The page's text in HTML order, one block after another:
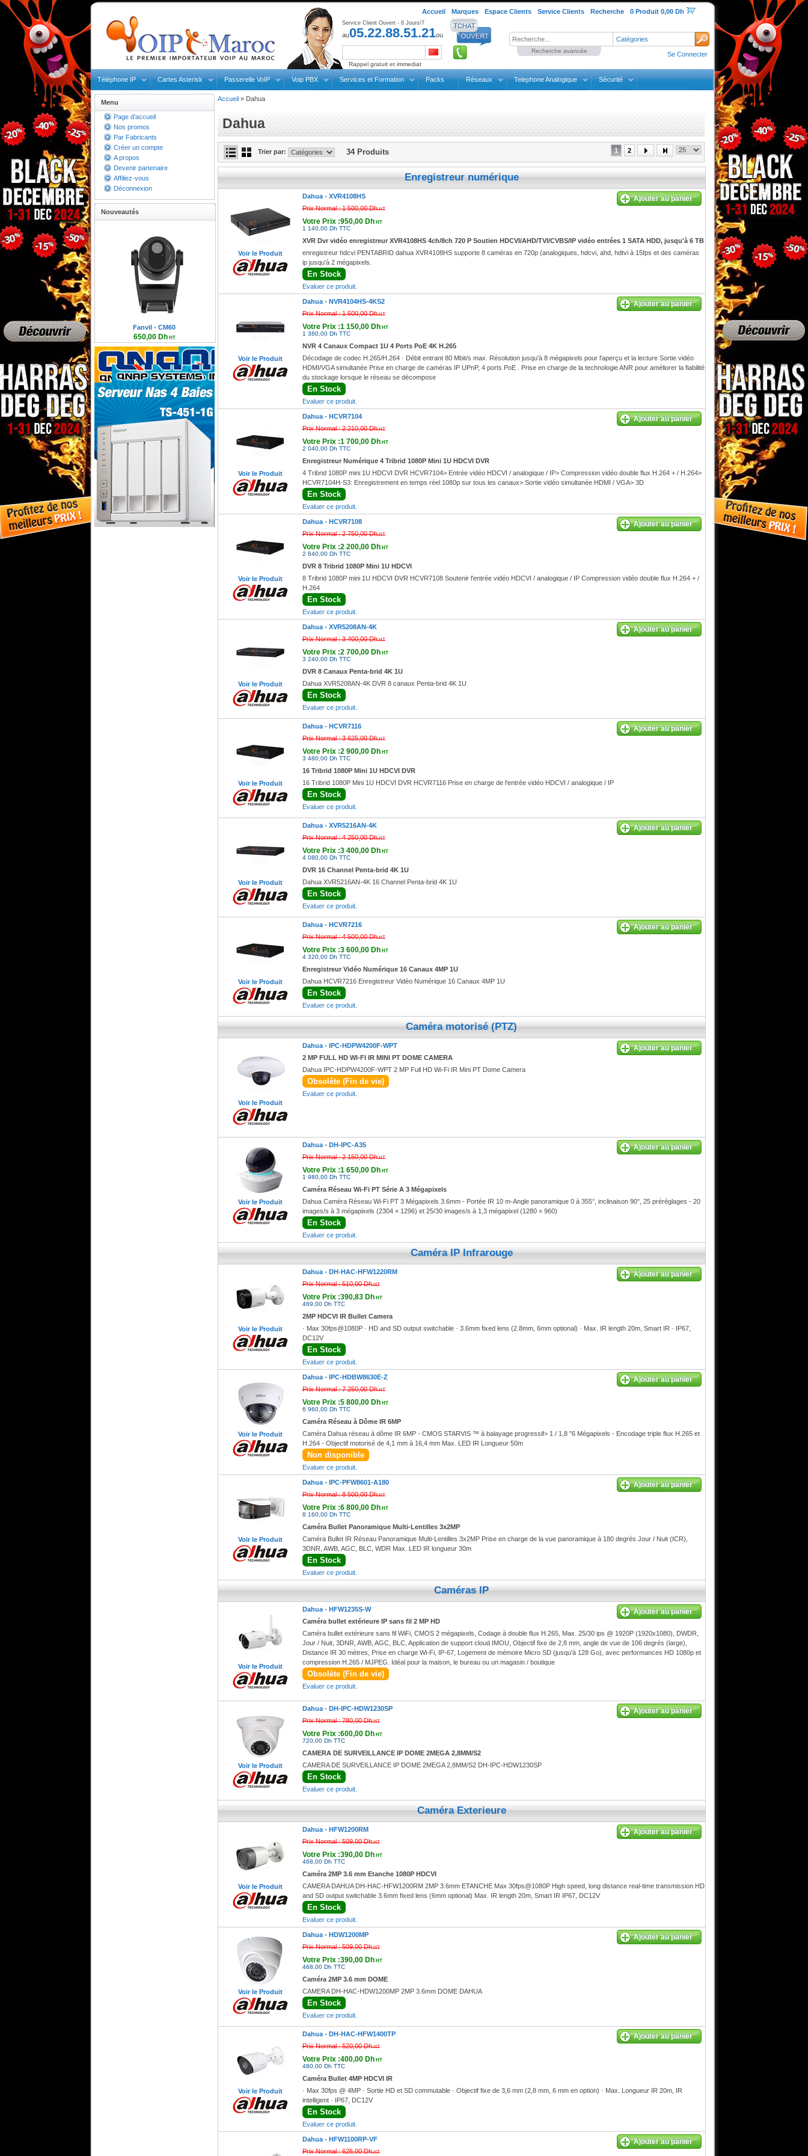
Accueil Marques Espace Clients Service Clients Recherche 0 Produit 0,00 Dh
Catégories
Recherche avancée
Service Client Ouvert - 6 Jours/7
au05.22.88.51.21ou
Rappel gratuit et immediat
Se Connecter
Téléphone IP Cartes Asterisk Passerelle VoIP Voip PBX Services et Formation Packs Réseaux Telephone Analogique Sécurité
Menu
Page d'accueil
Nos promos
Par Fabricants
Créer un compte
A propos
Devenir partenaire
Affiliez-vous
Déconnexion
Nouveautés
Fanvil - X7A-CM60
2 999,00 DhHT
3 598,80 Dh TTC
Accueil» Dahua
Dahua
Trier par: 34 Produits 1 2
Enregistreur numérique
Voir le Produit
Dahua - XVR4108HS
Prix Normal :1 500,00 DhHT
Votre Prix :950,00 DhHT
1 140,00 Dh TTC
Ajouter au panier
XVR Dvr vidéo enregistreur XVR4108HS 4ch/8ch 720 P Soutien HDCVI/AHD/TVI/CVBS/IP vidéo entrées 1 SATA HDD, jusqu'à 6 TB
enregistreur hdcvi PENTABRID dahua XVR4108HS supporte 8 caméras en 720p (analogiques, hdcvi, ahd, hdtvi à 15fps et des caméras
ip jusqu'à 2 mégapixels.
En Stock
Evaluer ce produit.
Voir le Produit
Dahua - NVR4104HS-4KS2
Prix Normal :1 500,00 DhHT
Votre Prix :1 150,00 DhHT
1 380,00 Dh TTC
Ajouter au panier
NVR 4 Canaux Compact 1U 4 Ports PoE 4K H.265
Décodage de codec H.265/H.264 · Débit entrant 80 Mbit/s max. Résolution jusqu'à 8 mégapixels pour l'aperçu et la lecture Sortie vidéo
HDMI/VGA simultanée Prise en charge de caméras IP UPnP, 4 ports PoE . Prise en charge de la technologie ANR pour améliorer la fiabilité
du stockage lorsque le réseau se décompose
En Stock
Evaluer ce produit.
Voir le Produit
Dahua - HCVR7104
Prix Normal :2 210,00 DhHT
Votre Prix :1 700,00 DhHT
2 040,00 Dh TTC
Ajouter au panier
Enregistreur Numérique 4 Tribrid 1080P Mini 1U HDCVI DVR
4 Tribrid 1080P mini 1U HDCVI DVR HCVR7104> Entrée vidéo HDCVI / analogique / IP> Compression vidéo double flux H.264 + / H.264>
HCVR7104H-S3: Enregistrement en temps réel 1080p sur tous les canaux> Sortie vidéo simultanée HDMI / VGA> 3D
En Stock
Evaluer ce produit.
Voir le Produit
Dahua - HCVR7108
Prix Normal :2 750,00 DhHT
Votre Prix :2 200,00 DhHT
2 640,00 Dh TTC
Ajouter au panier
DVR 8 Tribrid 1080P Mini 1U HDCVI
8 Tribrid 1080P mini 1U HDCVI DVR HCVR7108 Soutenir l'entrée vidéo HDCVI / analogique / IP Compression vidéo double flux H.264 + /
H.264
En Stock
Evaluer ce produit.
Voir le Produit
Dahua - XVR5208AN-4K
Prix Normal :3 400,00 DhHT
Votre Prix :2 700,00 DhHT
3 240,00 Dh TTC
Ajouter au panier
DVR 8 Canaux Penta-brid 4K 1U
Dahua XVR5208AN-4K DVR 8 canaux Penta-brid 4K 1U
En Stock
Evaluer ce produit.
Voir le Produit
Dahua - HCVR7116
Prix Normal :3 625,00 DhHT
Votre Prix :2 900,00 DhHT
3 480,00 Dh TTC
Ajouter au panier
16 Tribrid 1080P Mini 1U HDCVI DVR
16 Tribrid 1080P Mini 1U HDCVI DVR HCVR7116 Prise en charge de l'entrée vidéo HDCVI / analogique / IP
En Stock
Evaluer ce produit.
Voir le Produit
Dahua - XVR5216AN-4K
Prix Normal :4 250,00 DhHT
Votre Prix :3 400,00 DhHT
4 080,00 Dh TTC
Ajouter au panier
DVR 16 Channel Penta-brid 4K 1U
Dahua XVR5216AN-4K 16 Channel Penta-brid 4K 1U
En Stock
Evaluer ce produit.
Voir le Produit
Dahua - HCVR7216
Prix Normal :4 500,00 DhHT
Votre Prix :3 600,00 DhHT
4 320,00 Dh TTC
Ajouter au panier
Enregistreur Vidéo Numérique 16 Canaux 4MP 1U
Dahua HCVR7216 Enregistreur Vidéo Numérique 16 Canaux 4MP 1U
En Stock
Evaluer ce produit.
Caméra motorisé (PTZ)
Voir le Produit
Dahua - IPC-HDPW4200F-WPT Ajouter au panier
2 MP FULL HD WI-FI IR MINI PT DOME CAMERA
Dahua IPC-HDPW4200F-WPT 2 MP Full HD Wi-Fi IR Mini PT Dome Camera
Obsolète (Fin de vie)
Evaluer ce produit.
Voir le Produit
Dahua - DH-IPC-A35
Prix Normal :2 150,00 DhHT
Votre Prix :1 650,00 DhHT
1 980,00 Dh TTC
Ajouter au panier
Caméra Réseau Wi-Fi PT Série A 3 Mégapixels
Dahua Caméra Réseau Wi-Fi PT 3 Mégapixels 3.6mm - Portée IR 10 m-Angle panoramique 0 à 355°, inclinaison 90°, 25 préréglages - 20
images/s à 3 mégapixels (2304 × 1296) et 25/30 images/s à 1,3 mégapixel (1280 × 960)
En Stock
Evaluer ce produit.
Caméra IP Infrarouge
Voir le Produit
Dahua - DH-HAC-HFW1220RM
Prix Normal :510,00 DhHT
Votre Prix :390,83 DhHT
469,00 Dh TTC
Ajouter au panier
2MP HDCVI IR Bullet Camera
· Max 30fps@1080P · HD and SD output switchable · 3.6mm fixed lens (2.8mm, 6mm optional) · Max. IR length 20m, Smart IR · IP67,
DC12V
En Stock
Evaluer ce produit.
Voir le Produit
Dahua - IPC-HDBW8630E-Z
Prix Normal :7 250,00 DhHT
Votre Prix :5 800,00 DhHT
6 960,00 Dh TTC
Ajouter au panier
Caméra Réseau à Dôme IR 6MP
Caméra Dahua réseau à dôme IR 6MP - CMOS STARVIS ™ à balayage progressif> 1 / 1,8 "6 Mégapixels - Encodage triple flux H.265 et
H.264 - Objectif motorisé de 4,1 mm à 16,4 mm Max. LED IR Longueur 50m
Non disponible
Evaluer ce produit.
Voir le Produit
Dahua - IPC-PFW8601-A180
Prix Normal :8 500,00 DhHT
Votre Prix :6 800,00 DhHT
8 160,00 Dh TTC
Ajouter au panier
Caméra Bullet Panoramique Multi-Lentilles 3x2MP
Caméra Bullet IR Réseau Panoramique Multi-Lentilles 3x2MP Prise en charge de la vue panoramique à 180 degrés Jour / Nuit (ICR),
3DNR, AWB, AGC, BLC, WDR Max. LED IR longueur 30m
En Stock
Evaluer ce produit.
Caméras IP
Voir le Produit
Dahua - HFW1235S-W Ajouter au panier
Caméra bullet extérieure IP sans fil 2 MP HD
Caméra bullet extérieure sans fil WiFi, CMOS 2 mégapixels, Codage à double flux H.265, Max. 25/30 ips @ 1920P (1920x1080), DWDR,
Jour / Nuit, 3DNR, AWB, AGC, BLC, Application de support cloud IMOU, Objectif fixe de 2,8 mm, angle de vue de 106 degrés (large),
Distance IR 30 mètres, Prise en charge Wi-Fi, IP-67, Logement de mémoire Micro SD (jusqu'à 128 Go), avec performances HD 1080p et
compression H.265 / MJPEG. Idéal pour la maison, le bureau ou un magasin / boutique
Obsolète (Fin de vie)
Evaluer ce produit.
Voir le Produit
Dahua - DH-IPC-HDW1230SP
Prix Normal :780,00 DhHT
Votre Prix :600,00 DhHT
720,00 Dh TTC
Ajouter au panier
CAMERA DE SURVEILLANCE IP DOME 2MEGA 2,8MM/S2
CAMERA DE SURVEILLANCE IP DOME 2MEGA 2,8MM/S2 DH-IPC-HDW1230SP
En Stock
Evaluer ce produit.
Caméra Exterieure
Voir le Produit
Dahua - HFW1200RM
Prix Normal :509,00 DhHT
Votre Prix :390,00 DhHT
468,00 Dh TTC
Ajouter au panier
Caméra 2MP 3.6 mm Etanche 1080P HDCVI
CAMERA DAHUA DH-HAC-HFW1200RM 2MP 3.6mm ETANCHE Max 30fps@1080P High speed, long distance real-time transmission HD
and SD output switchable 3.6mm fixed lens (6mm optional) Max. IR length 20m, Smart IR IP67, DC12V
En Stock
Evaluer ce produit.
Voir le Produit
Dahua - HDW1200MP
Prix Normal :509,00 DhHT
Votre Prix :390,00 DhHT
468,00 Dh TTC
Ajouter au panier
Caméra 2MP 3.6 mm DOME
CAMERA DH-HAC-HDW1200MP 2MP 3.6mm DOME DAHUA
En Stock
Evaluer ce produit.
Voir le Produit
Dahua - DH-HAC-HFW1400TP
Prix Normal :520,00 DhHT
Votre Prix :400,00 DhHT
480,00 Dh TTC
Ajouter au panier
Caméra Bullet 4MP HDCVI IR
· Max 30fps @ 4MP · Sortie HD et SD commutable · Objectif fixe de 3,6 mm (2,8 mm, 6 mm en option) · Max. Longueur IR 20m, IR
intelligent · IP67, DC12V
En Stock
Evaluer ce produit.
Dahua - HFW1100RP-VF
Prix Normal :625,00 DhHT
Ajouter au panier